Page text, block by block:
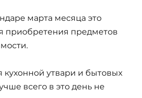
марта месяца это
приобретения предметов
утвари и бытовых
всего в это день не